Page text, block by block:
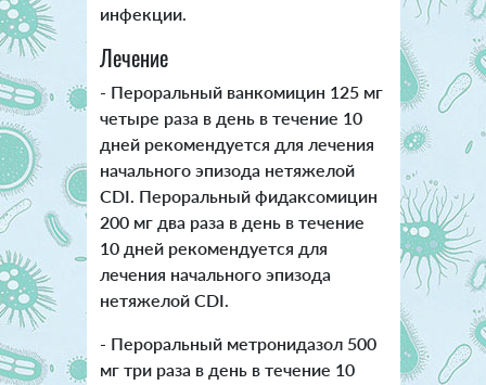
инфекции.
Лечение
- Пероральный ванкомицин 125 мг
четыре раза в день в течение 10
дней рекомендуется для лечения
начального эпизода нетяжелой
CDI. Пероральный фидаксомицин
200 мг два раза в день в течение
10 дней рекомендуется для
лечения начального эпизода
нетяжелой CDI.
- Пероральный метронидазол 500
мг три раза в день в течение 10